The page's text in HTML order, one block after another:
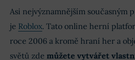
Asi nejvýznamnějším současným
je Roblox. Tato online herní
roce 2006 a kromě hraní her a
světů zde můžete vytvářet